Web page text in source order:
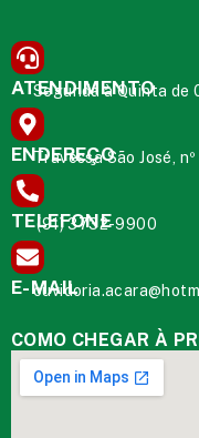
ATENDIMENTO
Segunda à Quinta de
ENDEREÇO
Travessa São José,
TELEFONE
(91) 3732-9900
E-MAIL
COMO CHEGAR À